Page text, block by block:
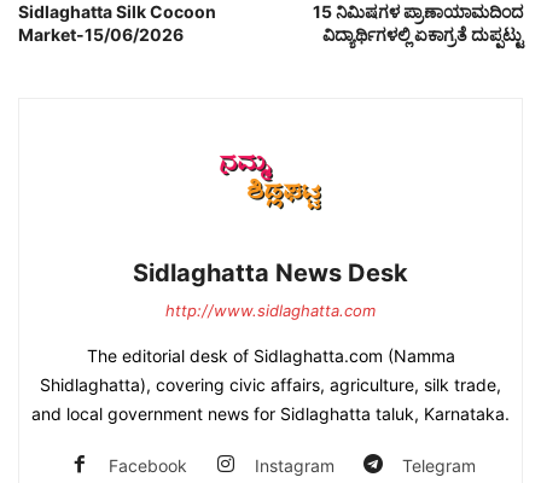
Sidlaghatta Silk Cocoon
Market-15/06/2026
15 ನಿಮಿಷಗಳ ಪ್ರಾಣಾಯಾಮದಿಂದ
ವಿದ್ಯಾರ್ಥಿಗಳಲ್ಲಿ ಏಕಾಗ್ರತೆ ದುಪ್ಪಟ್ಟು
Sidlaghatta News Desk
http://www.sidlaghatta.com
The editorial desk of Sidlaghatta.com (Namma
Shidlaghatta), covering civic affairs, agriculture, silk trade,
and local government news for Sidlaghatta taluk, Karnataka.
Facebook Instagram Telegram